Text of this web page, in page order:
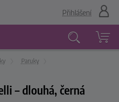
Přihlášení
Paruky
– dlouhá, černá